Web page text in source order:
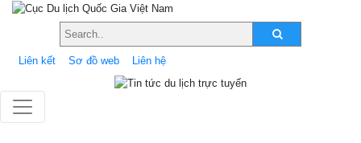
Liên kết Sơ đồ web Liên hệ